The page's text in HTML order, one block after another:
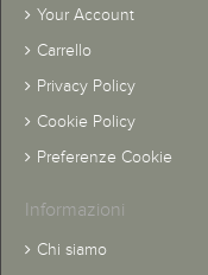
Your Account
Carrello
Privacy Policy
Cookie Policy
Preferenze Cookie
Informazioni
Chi siamo